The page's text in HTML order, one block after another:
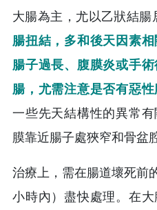
大腸為主，尤以乙狀結腸
腸扭結，多和後天因素
腸子過長、腹膜炎或手
腸，尤需注意是否有惡性
一些先天結構性的異常
膜靠近腸子處狹窄和骨盆
治療上，需在腸道壞死前
小時內）盡快處理。在